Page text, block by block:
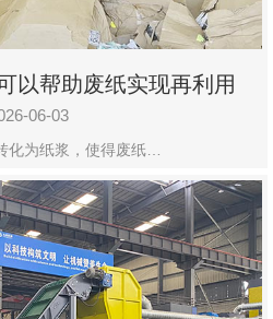
以帮助废纸实现再利用
06-03
化为纸浆，使得废纸…